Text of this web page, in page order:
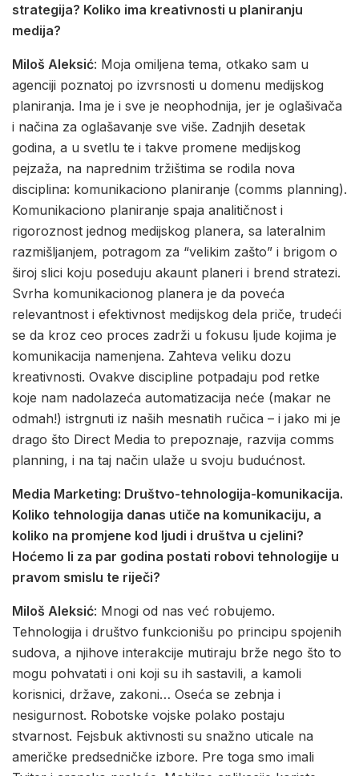
strategija? Koliko ima kreativnosti u planiranju
medija?
Miloš Aleksić: Moja omiljena tema, otkako sam u
agenciji poznatoj po izvrsnosti u domenu medijskog
planiranja. Ima je i sve je neophodnija, jer je oglašivača
i načina za oglašavanje sve više. Zadnjih desetak
godina, a u svetlu te i takve promene medijskog
pejzaža, na naprednim tržištima se rodila nova
disciplina: komunikaciono planiranje (comms planning).
Komunikaciono planiranje spaja analitičnost i
rigoroznost jednog medijskog planera, sa lateralnim
razmišljanjem, potragom za “velikim zašto” i brigom o
široj slici koju poseduju akaunt planeri i brend stratezi.
Svrha komunikacionog planera je da poveća
relevantnost i efektivnost medijskog dela priče, trudeći
se da kroz ceo proces zadrži u fokusu ljude kojima je
komunikacija namenjena. Zahteva veliku dozu
kreativnosti. Ovakve discipline potpadaju pod retke
koje nam nadolazeća automatizacija neće (makar ne
odmah!) istrgnuti iz naših mesnatih ručica – i jako mi je
drago što Direct Media to prepoznaje, razvija comms
planning, i na taj način ulaže u svoju budućnost.
Media Marketing: Društvo-tehnologija-komunikacija.
Koliko tehnologija danas utiče na komunikaciju, a
koliko na promjene kod ljudi i društva u cjelini?
Hoćemo li za par godina postati robovi tehnologije u
pravom smislu te riječi?
Miloš Aleksić: Mnogi od nas već robujemo.
Tehnologija i društvo funkcionišu po principu spojenih
sudova, a njihove interakcije mutiraju brže nego što to
mogu pohvatati i oni koji su ih sastavili, a kamoli
korisnici, države, zakoni… Oseća se zebnja i
nesigurnost. Robotske vojske polako postaju
stvarnost. Fejsbuk aktivnosti su snažno uticale na
američke predsedničke izbore. Pre toga smo imali